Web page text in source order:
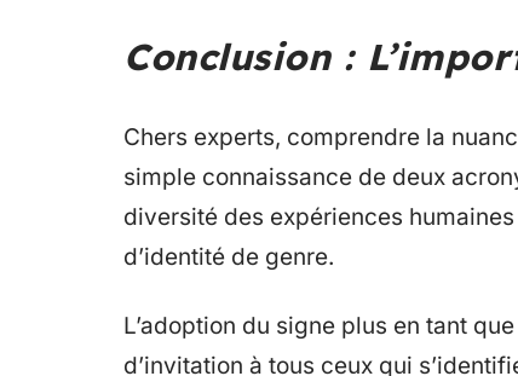
Conclusion :
Chers experts, comprendre la
simple connaissance de deux
diversité des expériences
d’identité de genre.
L’adoption du signe plus en tant
d’invitation à tous ceux qui